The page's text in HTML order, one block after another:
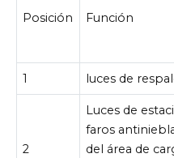
Posición Función
1 luces de
2
Luces de
faros
del área de